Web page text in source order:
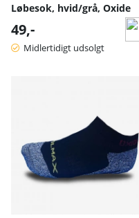
Løbesok, hvid/grå, Oxide
49,-
Midlertidigt udsolgt